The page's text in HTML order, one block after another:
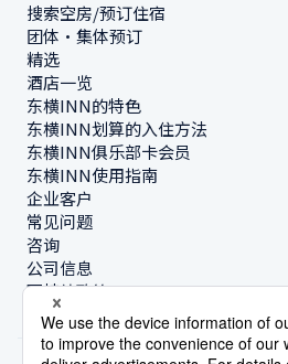
搜索空房/预订住宿
团体・集体预订
精选
酒店一览
东横INN的特色
东横INN划算的入住方法
东横INN俱乐部卡会员
东横INN使用指南
企业客户
常见问题
咨询
公司信息
可持续政策